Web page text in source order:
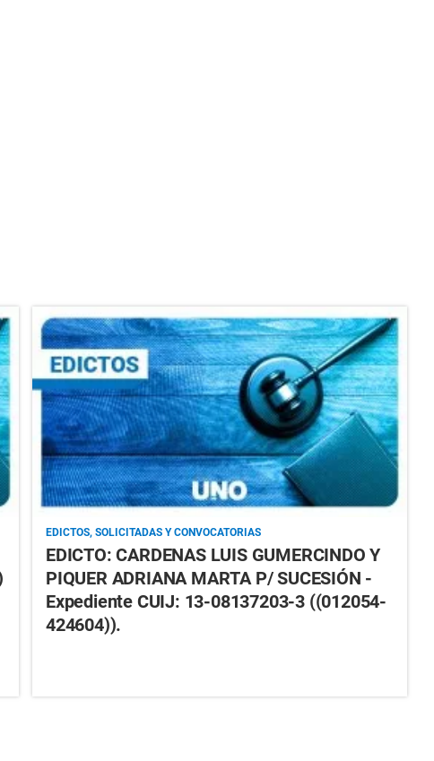
EDICTOS, SOLICITADAS Y CONVOCATORIAS
EDICTO: CARDENAS LUIS GUMERCINDO Y
PIQUER ADRIANA MARTA P/ SUCESIÓN -
Expediente CUIJ: 13-08137203-3 ((012054-
424604)).